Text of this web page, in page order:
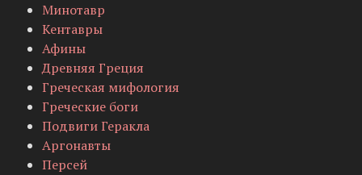
Минотавр
Кентавры
Афины
Древняя Греция
Греческая мифология
Греческие боги
Подвиги Геракла
Аргонавты
Персей